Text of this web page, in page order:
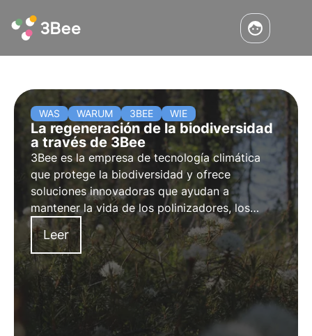
WAS WARUM 3BEE WIE
La regeneración de la biodiversidad
a través de 3Bee
3Bee es la empresa de tecnología climática
que protege la biodiversidad y ofrece
soluciones innovadoras que ayudan a
mantener la vida de los polinizadores, los
guardianes de la salud de nuestros
ecosistemas. Descubre cómo trabaja 3Bee
para regenerar la biodiversidad.
Leer